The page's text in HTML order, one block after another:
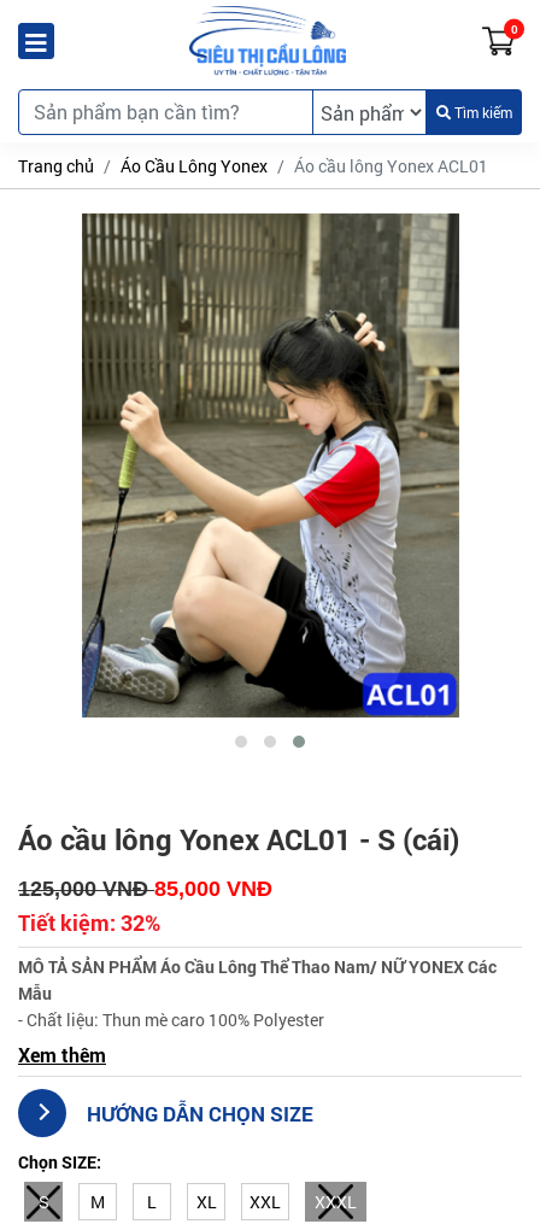
0
Tìm kiếm
Trang chủ Áo Cầu Lông Yonex Áo cầu lông Yonex ACL01
Áo cầu lông Yonex ACL01 - S (cái)
125,000VNĐ 85,000 VNĐ
Tiết kiệm: 32%
MÔ TẢ SẢN PHẨM Áo Cầu Lông Thể Thao Nam/ NỮ YONEX Các
Mẫu
- Chất liệu: Thun mè caro 100% Polyester
- KHÔNG NHĂN – KHÔNG XÙ – KHÔNG PHAI
- Thấm hút mồ hôi cực tốt
- Thiết kế mạnh mẽ, hiện đại
Tham khảo thêm những mẫuáo cầu lông Yonex
Thị Cầu Lông
Xem thêm
HƯỚNG DẪN CHỌN SIZE
Chọn SIZE:
S
M L XL XXL XXXL